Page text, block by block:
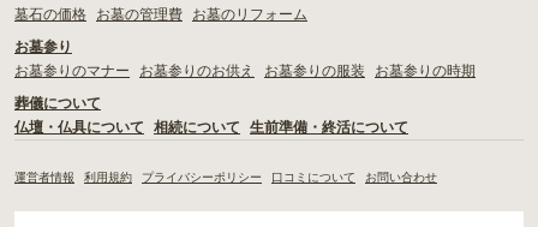
墓石の価格
お墓の管理費
お墓のリフォーム
お墓参り
お墓参りのマナー
お墓参りのお供え お墓参りの服装
お墓参りの時期
葬儀について
仏壇・仏具について
相続について 生前準備・終活について
運営者情報 利用規約 プライバシーポリシー 口コミについて お問い合わせ